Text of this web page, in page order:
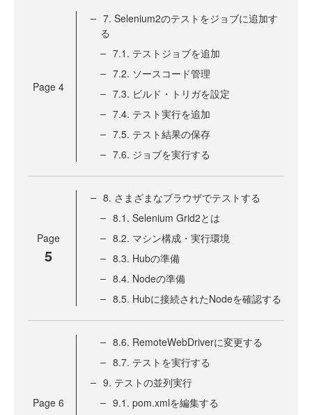
Page 4
7. Selenium2のテストをジョブに追加す
る
7.1. テストジョブを追加
7.2. ソースコード管理
7.3. ビルド・トリガを設定
7.4. テスト実行を追加
7.5. テスト結果の保存
7.6. ジョブを実行する
Page
5
8. さまざまなブラウザでテストする
8.1. Selenium Grid2とは
8.2. マシン構成・実行環境
8.3. Hubの準備
8.4. Nodeの準備
8.5. Hubに接続されたNodeを確認する
Page 6
8.6. RemoteWebDriverに変更する
8.7. テストを実行する
9. テストの並列実行
9.1. pom.xmlを編集する